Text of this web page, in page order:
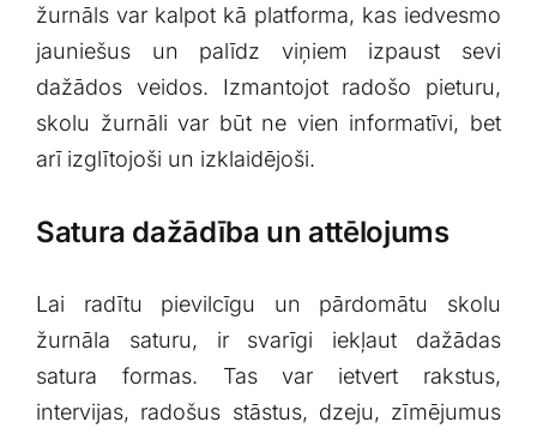
žurnāls var kalpot kā platforma, kas iedvesmo
jauniešus un palīdz ‍viņiem izpaust sevi
dažādos veidos. Izmantojot radošo pieturu,‍
skolu žurnāli var būt ne vien informatīvi, bet
arī‍ izglītojoši un izklaidējoši.
Satura dažādība ‌un attēlojums
Lai radītu pievilcīgu un pārdomātu skolu
žurnāla saturu, ir svarīgi iekļaut dažādas
satura formas. Tas var ietvert ⁣rakstus,
intervijas, radošus stāstus, dzeju, zīmējumus